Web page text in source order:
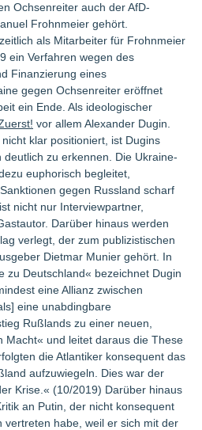
Ochsenreiter auch der AfD-
Frohnmeier gehört.
als Mitarbeiter für Frohnmeier
ein Verfahren wegen des
Finanzierung eines
gegen Ochsenreiter eröffnet
ein Ende. Als ideologischer
vor allem Alexander Dugin.
nicht klar positioniert, ist Dugins
zu erkennen. Die Ukraine-
euphorisch begleitet,
gegen Russland scharf
nicht nur Interviewpartner,
Darüber hinaus werden
verlegt, der zum publizistischen
Dietmar Munier gehört. In
zu Deutschland« bezeichnet Dugin
eine Allianz zwischen
eine unabdingbare
Rußlands zu einer neuen,
Macht« und leitet daraus die These
die Atlantiker konsequent das
aufzuwiegeln. Dies war der
Krise.« (10/2019) Darüber hinaus
an Putin, der nicht konsequent
vertreten habe, weil er sich mit der